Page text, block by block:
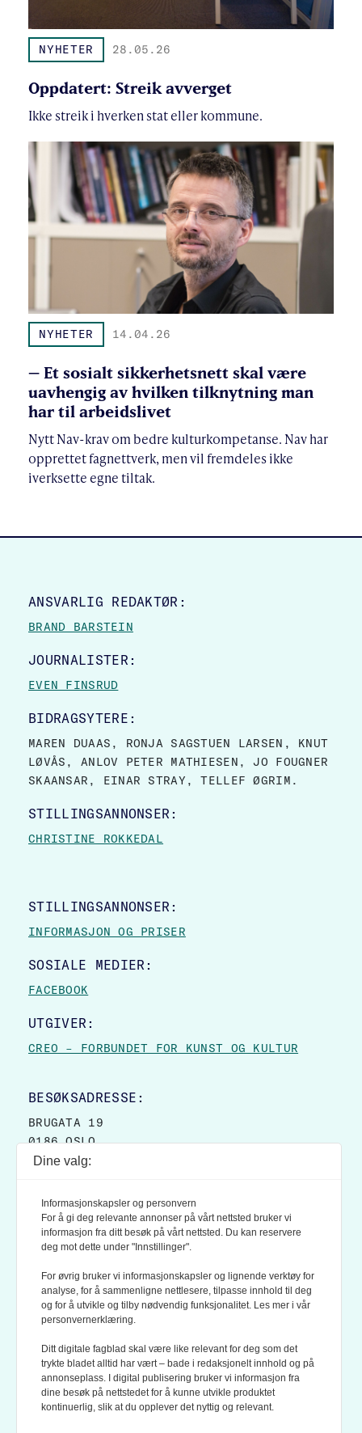
NYHETER 28.05.26
Oppdatert: Streik avverget
Ikke streik i hverken stat eller kommune.
NYHETER 14.04.26
– Et sosialt sikkerhetsnett skal være
uavhengig av hvilken tilknytning man
har til arbeidslivet
Nytt Nav-krav om bedre kulturkompetanse. Nav har
opprettet fagnettverk, men vil fremdeles ikke
iverksette egne tiltak.
SITE FOOTER
ANSVARLIG REDAKTØR:
BRAND BARSTEIN
JOURNALISTER:
EVEN FINSRUD
BIDRAGSYTERE:
MAREN DUAAS, RONJA SAGSTUEN LARSEN, KNUT
LØVÅS, ANLOV PETER MATHIESEN, JO FOUGNER
SKAANSAR, EINAR STRAY, TELLEF ØGRIM.
STILLINGSANNONSER:
CHRISTINE ROKKEDAL
STILLINGSANNONSER:
INFORMASJON OG PRISER
SOSIALE MEDIER:
FACEBOOK
UTGIVER:
CREO – FORBUNDET FOR KUNST OG KULTUR
BESØKSADRESSE:
BRUGATA 19
0186 OSLO
POSTBOKS 9007 GRØNLAND
0133 OSLO
LES OGSÅ:
KONTEKSTS PERSONVERN-POLICY
KONTEKST ER MEDLEM AV FAGPRESSEN OG
Dine valg:
Informasjonskapsler og personvern
For å gi deg relevante annonser på vårt nettsted bruker vi
informasjon fra ditt besøk på vårt nettsted. Du kan reservere
deg mot dette under "Innstillinger".
For øvrig bruker vi informasjonskapsler og lignende verktøy for
analyse, for å sammenligne nettlesere, tilpasse innhold til deg
og for å utvikle og tilby nødvendig funksjonalitet. Les mer i vår
personvernerklæring.
Ditt digitale fagblad skal være like relevant for deg som det
trykte bladet alltid har vært – bade i redaksjonelt innhold og på
annonseplass. I digital publisering bruker vi informasjon fra
dine besøk på nettstedet for å kunne utvikle produktet
kontinuerlig, slik at du opplever det nyttig og relevant.